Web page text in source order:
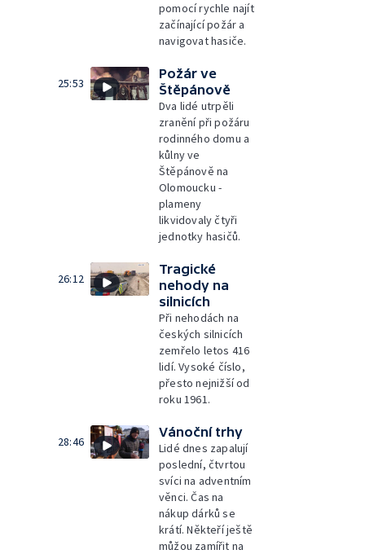
pomocí rychle najít
začínající požár a
navigovat hasiče.
25:53
Požár ve
Štěpánově
Dva lidé utrpěli
zranění při požáru
rodinného domu a
kůlny ve
Štěpánově na
Olomoucku -
plameny
likvidovaly čtyři
jednotky hasičů.
26:12
Tragické
nehody na
silnicích
Při nehodách na
českých silnicích
zemřelo letos 416
lidí. Vysoké číslo,
přesto nejnižší od
roku 1961.
28:46
Vánoční trhy
Lidé dnes zapalují
poslední, čtvrtou
svíci na adventním
věnci. Čas na
nákup dárků se
krátí. Někteří ještě
můžou zamířit na